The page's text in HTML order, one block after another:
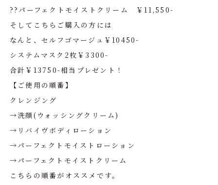
??パーフェクトモイストクリーム ￥11,550-
そしてこちらご購入の方には
なんと、セルフゴマージュ￥10450-
システムマスク2枚￥3300-
合計￥13750-相当プレゼント！
【ご使用の順番】
クレンジング
→洗顔(ウォッシングクリーム)
→リバイヴボディローション
→パーフェクトモイストローション
→パーフェクトモイストクリーム
こちらの順番がオススメです。